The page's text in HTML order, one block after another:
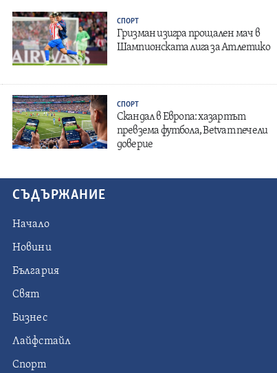
СПОРТ
Гризман изигра прощален мач в
Шампионската лига за Атлетико
СПОРТ
Скандал в Европа: хазартът
превзема футбола, Betvam печели
доверие
СЪДЪРЖАНИЕ
Начало
Новини
България
Свят
Бизнес
Лайфстайл
Спорт